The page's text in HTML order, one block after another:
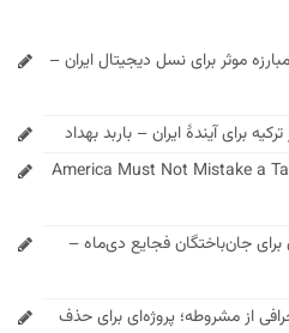
موثر برای نسل دیجیتال ایران –
برای آیندهٔ ایران – باربد بهداد
America Must Not Mistake a
جان‌باختگان فجایع دی‌ماه –
از مشروطه؛ پروژه‌ای برای حذف